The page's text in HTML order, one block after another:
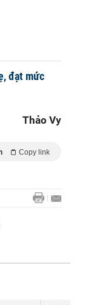
đạt mức
Thảo Vy
Copy link